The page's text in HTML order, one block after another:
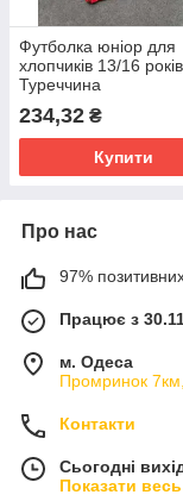
Футболка юніор для
хлопчиків 13/16
Туреччина
234,32 ₴
Купити
Про нас
97% позитивних
Працює з
м. Одеса
Промринок
Контакти
Сьогодні
Показати